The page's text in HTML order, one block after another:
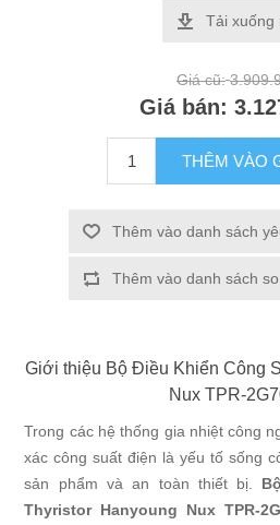
Tải xuống
Giá cũ:
Giá bán:
THÊM VÀO
Thêm vào danh sách
Thêm vào danh sách
Giới thiệu Bộ Điều Khiển Công
Nux TPR-
Trong các hệ thống gia nhiệt công
xác công suất điện là yếu tố sống
sản phẩm và an toàn thiết bị.
Thyristor Hanyoung Nux TPR-